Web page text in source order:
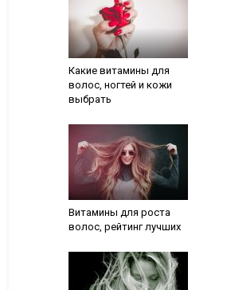
Какие витамины для
волос, ногтей и кожи
выбрать
Витамины для роста
волос, рейтинг лучших